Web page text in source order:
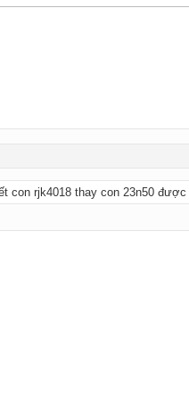
con rjk4018 thay con 23n50 được